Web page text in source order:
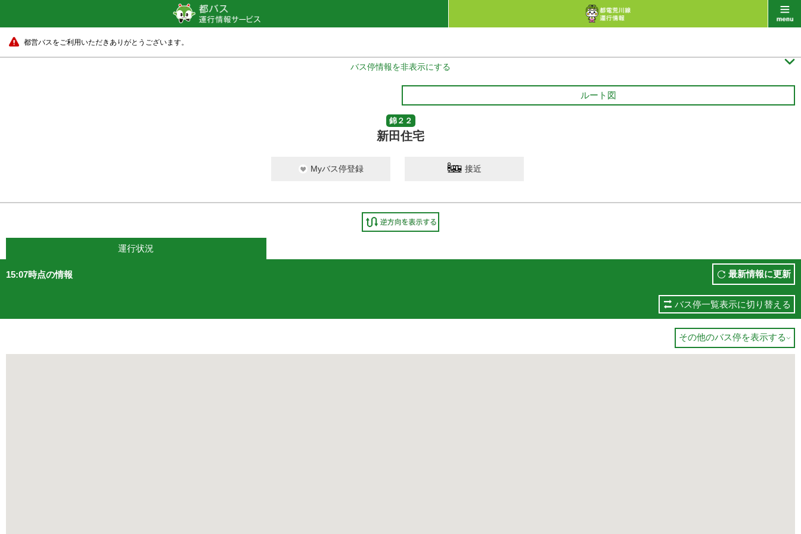
都営バスをご利用いただきありがとうございます。
バス停情報を非表示にする 
ルート図
錦２２
新田住宅
Myバス停登録 接近
運行状況
15:07時点の情報 最新情報に更新
バス停一覧表示に切り替える
その他のバス停を表示する 